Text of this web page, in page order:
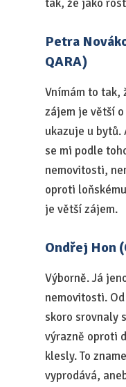
tak, že jako
Petra
QARA)
Vnímám to tak,
zájem je větší
ukazuje u bytů.
se mi podle
nemovitosti,
oproti
je větší zájem.
Ondřej Hon
Výborně. Já
nemovitosti.
skoro srovnaly
výrazně oproti
klesly. To
vyprodává,